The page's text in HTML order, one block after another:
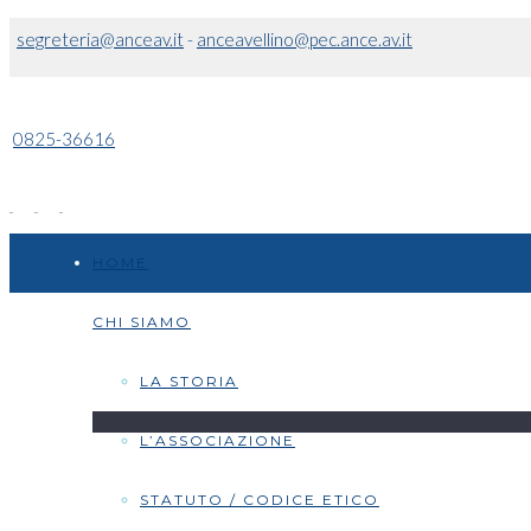
segreteria@anceav.it- anceavellino@pec.ance.av.it
0825-36616
CHI SIAMO
LA STORIA
L’ASSOCIAZIONE
STATUTO / CODICE ETICO